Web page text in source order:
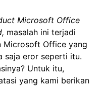
Microsoft Office
masalah ini terjadi
Microsoft Office yang
saja eror seperti itu.
Untuk itu,
yang kami berikan